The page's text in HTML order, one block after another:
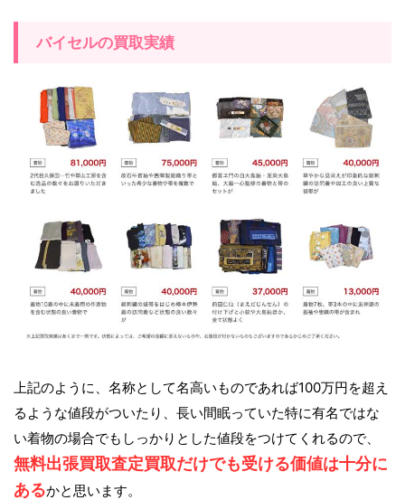
バイセルの買取実績
上記のように、名称として名高いものであれば100万円を超え
るような値段がついたり、長い間眠っていた特に有名ではな
い着物の場合でもしっかりとした値段をつけてくれるので、
無料出張買取査定買取だけでも受ける価値は十分に
あるかと思います。